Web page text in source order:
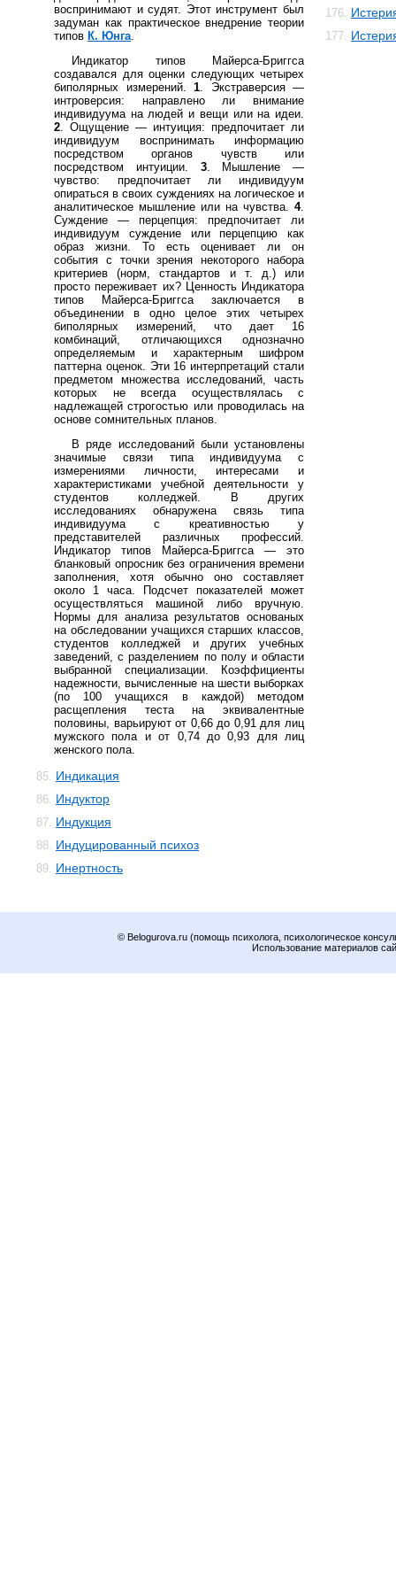
воспринимают и судят. Этот инструмент был
задуман как практическое внедрение теории
типов К. Юнга.
Индикатор типов Майерса-Бриггса
создавался для оценки следующих четырех
биполярных измерений. 1. Экстраверсия —
интроверсия: направлено ли внимание
индивидуума на людей и вещи или на идеи.
2. Ощущение — интуиция: предпочитает ли
индивидуум воспринимать информацию
посредством органов чувств или
посредством интуиции. 3. Мышление —
чувство: предпочитает ли индивидуум
опираться в своих суждениях на логическое и
аналитическое мышление или на чувства. 4.
Суждение — перцепция: предпочитает ли
индивидуум суждение или перцепцию как
образ жизни. То есть оценивает ли он
события с точки зрения некоторого набора
критериев (норм, стандартов и т. д.) или
просто переживает их? Ценность Индикатора
типов Майерса-Бриггса заключается в
объединении в одно целое этих четырех
биполярных измерений, что дает 16
комбинаций, отличающихся однозначно
определяемым и характерным шифром
паттерна оценок. Эти 16 интерпретаций стали
предметом множества исследований, часть
которых не всегда осуществлялась с
надлежащей строгостью или проводилась на
основе сомнительных планов.
В ряде исследований были установлены
значимые связи типа индивидуума с
измерениями личности, интересами и
характеристиками учебной деятельности у
студентов колледжей. В других
исследованиях обнаружена связь типа
индивидуума с креативностью у
представителей различных профессий.
Индикатор типов Майерса-Бриггса — это
бланковый опросник без ограничения времени
заполнения, хотя обычно оно составляет
около 1 часа. Подсчет показателей может
осуществляться машиной либо вручную.
Нормы для анализа результатов основаных
на обследовании учащихся старших классов,
студентов колледжей и других учебных
заведений, с разделением по полу и области
выбранной специализации. Коэффициенты
надежности, вычисленные на шести выборках
(по 100 учащихся в каждой) методом
расщепления теста на эквивалентные
половины, варьируют от 0,66 до 0,91 для лиц
мужского пола и от 0,74 до 0,93 для лиц
женского пола.
85. Индикация
86. Индуктор
87. Индукция
88. Индуцированный психоз
89. Инертность
176.
177.
© Belogurova.ru (помощь психолога, психологическое
Использование материалов